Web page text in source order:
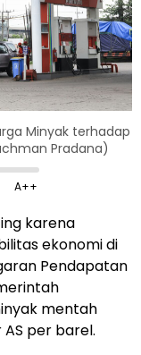
Minyak terhadap
Pradana)
A++
karena
ekonomi di
Pendapatan
mentah
per barel.